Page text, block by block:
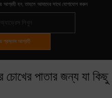
আগ্রহী হন, তাহলে আমাদের সাথে যোগাযোগ করুন
প্রস্তাব আগ্রহী
পাতার জন্য যা কিছু